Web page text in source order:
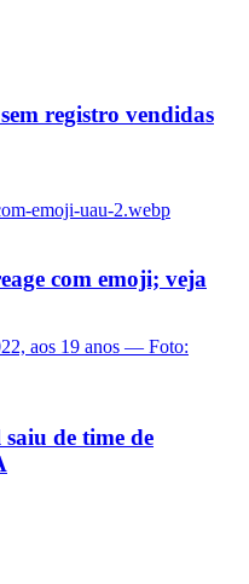
registro vendidas
com emoji; veja
de time de